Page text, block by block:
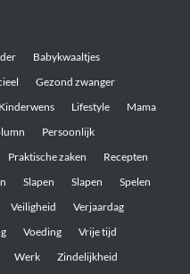
Babykwaaltjes
Gezond zwanger
Kinderwens Lifestyle
Mama
Persoonlijk
Praktische zaken
Recepten
Slapen Slapen
Spelen
Veiligheid
Verjaardag
Voeding
Vrije tijd
Werk Zindelijkheid